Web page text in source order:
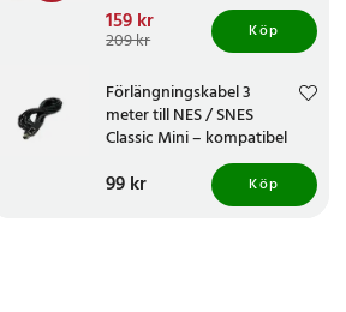
Nuvarande pris:
159 krTidigare pris 209 kr
159 kr
209 kr Köp
Förlängningskabel 3
meter till NES / SNES
Classic Mini – kompatibel
med Classic Mini-kontroller
Pris:99 kr
99 kr Köp